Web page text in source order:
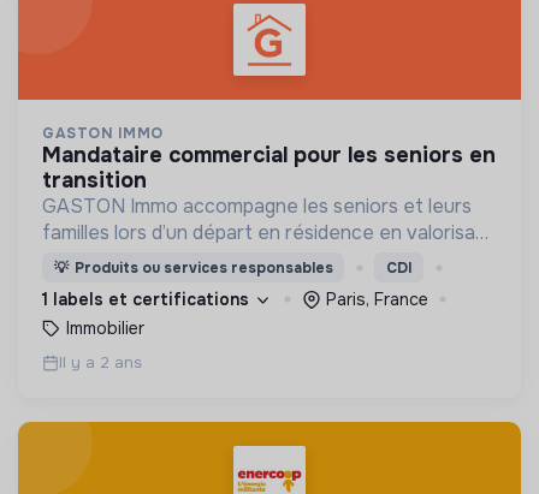
GASTON IMMO
mandataire commercial pour les seniors en
transition
GASTON Immo accompagne les seniors et leurs
familles lors d’un départ en résidence en valorisant
le logement : vente ou location clé en main, sans
charge mentale.
💡 Produits ou services responsables CDI
1 labels et certifications
Paris, France
Immobilier
Il y a 2 ans